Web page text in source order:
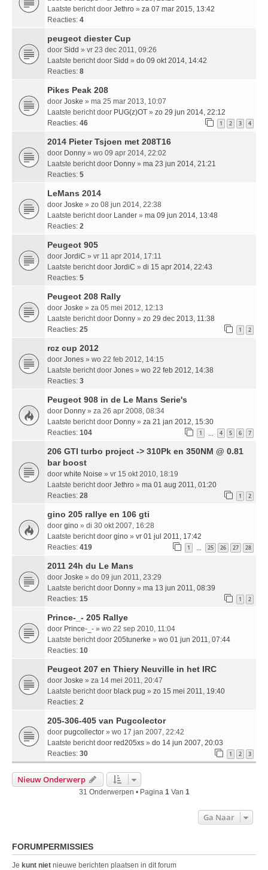
Laatste bericht door Jethro » za 07 mar 2015, 13:42
Reacties: 4
peugeot diester Cup
door Sidd » vr 23 dec 2011, 09:26
Laatste bericht door Sidd » do 09 okt 2014, 14:42
Reacties: 8
Pikes Peak 208
door Joske » ma 25 mar 2013, 10:07
Laatste bericht door PUG(z)OT » zo 29 jun 2014, 22:12
Reacties: 46 1 2 3 4
2014 Pieter Tsjoen met 208T16
door Donny » wo 09 apr 2014, 22:02
Laatste bericht door Donny » ma 23 jun 2014, 21:21
Reacties: 5
LeMans 2014
door Joske » zo 08 jun 2014, 22:38
Laatste bericht door Lander » ma 09 jun 2014, 13:48
Reacties: 2
Peugeot 905
door JordiC » vr 11 apr 2014, 17:11
Laatste bericht door JordiC » di 15 apr 2014, 22:43
Reacties: 5
Peugeot 208 Rally
door Joske » za 05 mei 2012, 12:13
Laatste bericht door Donny » zo 29 dec 2013, 11:38
Reacties: 25 1 2
rcz cup 2012
door Jones » wo 22 feb 2012, 14:15
Laatste bericht door Jones » wo 22 feb 2012, 14:38
Reacties: 3
Peugeot 908 in de Le Mans Serie's
door Donny » za 26 apr 2008, 08:34
Laatste bericht door Donny » za 21 jan 2012, 15:30
Reacties: 104 1 … 4 5 6 7
206 GTI turbo project -> 310Pk en 350NM @ 0.81
bar boost
door white Noise » vr 15 okt 2010, 18:19
Laatste bericht door Jethro » ma 01 aug 2011, 01:20
Reacties: 28 1 2
gino 205 rallye en 106 gti
door gino » di 30 okt 2007, 16:28
Laatste bericht door gino » vr 01 jul 2011, 17:42
Reacties: 419 1 … 25 26 27 28
2011 24h du Le Mans
door Joske » do 09 jun 2011, 23:29
Laatste bericht door Donny » ma 13 jun 2011, 08:39
Reacties: 15 1 2
Prince-_- 205 Rallye
door Prince-_- » wo 22 sep 2010, 11:04
Laatste bericht door 205tunerke » wo 01 jun 2011, 07:44
Reacties: 10
Peugeot 207 en Thiery Neuville in het IRC
door Joske » za 14 mei 2011, 20:47
Laatste bericht door black pug » zo 15 mei 2011, 19:40
Reacties: 2
205-306-405 van Pugcolector
door pugcollector » wo 17 jan 2007, 22:42
Laatste bericht door red205xs » do 14 jun 2007, 20:03
Reacties: 30 1 2 3
Nieuw Onderwerp
31 Onderwerpen • Pagina 1Van 1
Ga Naar
FORUMPERMISSIES
Je kunt niet nieuwe berichten plaatsen in dit forum